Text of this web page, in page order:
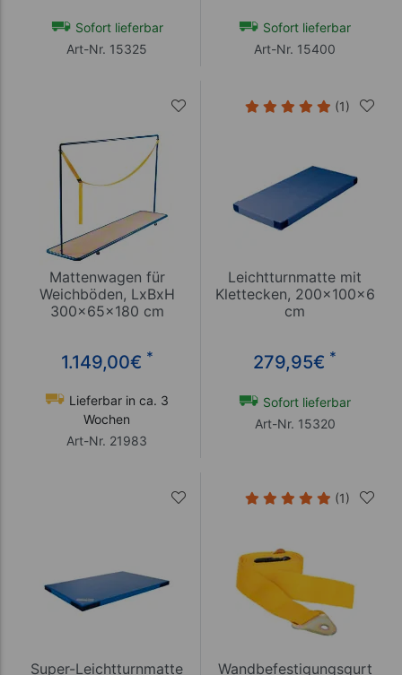
Sofort lieferbar
Art-Nr. 15325
Sofort lieferbar
Art-Nr. 15400
Mattenwagen für
Weichböden, LxBxH
300x65x180 cm
1.149,00€ *
Lieferbar in ca. 3
Wochen
Art-Nr. 21983
(1)
Leichtturnmatte mit
Klettecken, 200x100x6
cm
279,95€ *
Sofort lieferbar
Art-Nr. 15320
Super-Leichtturnmatte
(1)
Wandbefestigungsgurt